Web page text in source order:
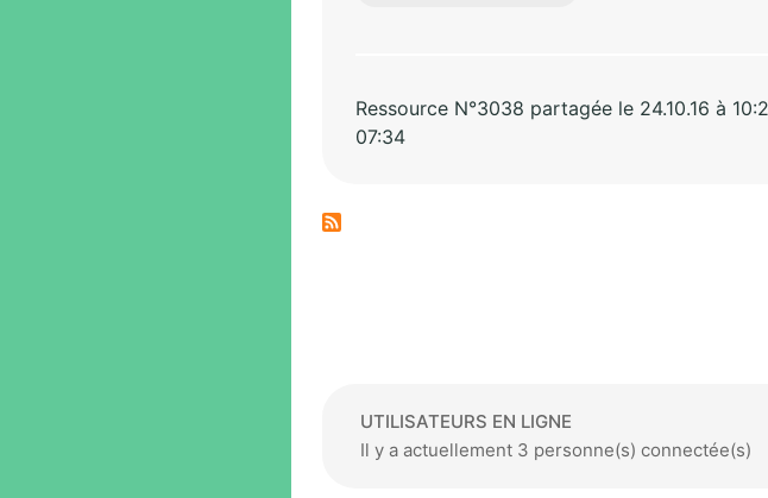
Ressource N°3038 partagée le 24.10.16 à
07:34
UTILISATEURS EN LIGNE
Il y a actuellement 3 personne(s) connectée(s)